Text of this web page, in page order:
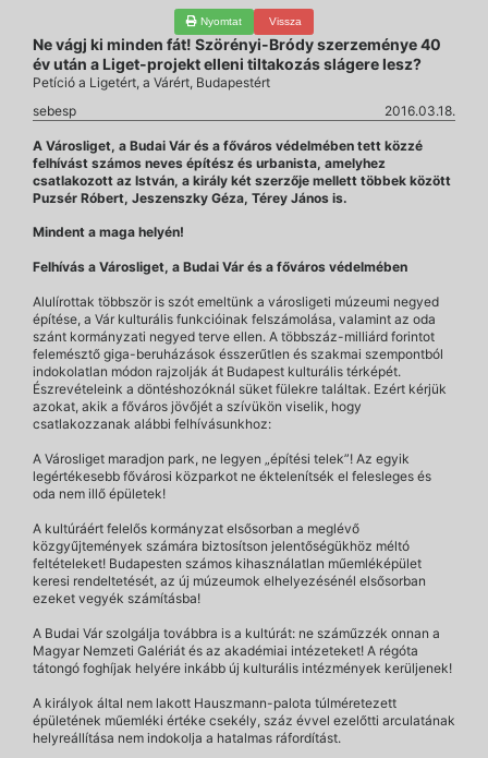
Nyomtat Vissza
Ne vágj ki minden fát! Szörényi-Bródy szerzeménye 40
év után a Liget-projekt elleni tiltakozás slágere lesz?
Petíció a Ligetért, a Várért, Budapestért
sebesp
2016.03.18.
A Városliget, a Budai Vár és a főváros védelmében tett közzé
felhívást számos neves építész és urbanista, amelyhez
csatlakozott az István, a király két szerzője mellett többek között
Puzsér Róbert, Jeszenszky Géza, Térey János is.
Mindent a maga helyén!
Felhívás a Városliget, a Budai Vár és a főváros védelmében
Alulírottak többször is szót emeltünk a városligeti múzeumi negyed
építése, a Vár kulturális funkcióinak felszámolása, valamint az oda
szánt kormányzati negyed terve ellen. A többszáz-milliárd forintot
felemésztő giga-beruházások ésszerűtlen és szakmai szempontból
indokolatlan módon rajzolják át Budapest kulturális térképét.
Észrevételeink a döntéshozóknál süket fülekre találtak. Ezért kérjük
azokat, akik a főváros jövőjét a szívükön viselik, hogy
csatlakozzanak alábbi felhívásunkhoz:
A Városliget maradjon park, ne legyen „építési telek”! Az egyik
legértékesebb fővárosi közparkot ne éktelenítsék el felesleges és
oda nem illő épületek!
A kultúráért felelős kormányzat elsősorban a meglévő
közgyűjtemények számára biztosítson jelentőségükhöz méltó
feltételeket! Budapesten számos kihasználatlan műemléképület
keresi rendeltetését, az új múzeumok elhelyezésénél elsősorban
ezeket vegyék számításba!
A Budai Vár szolgálja továbbra is a kultúrát: ne száműzzék onnan a
Magyar Nemzeti Galériát és az akadémiai intézeteket! A régóta
tátongó foghíjak helyére inkább új kulturális intézmények kerüljenek!
A királyok által nem lakott Hauszmann-palota túlméretezett
épületének műemléki értéke csekély, száz évvel ezelőtti arculatának
helyreállítása nem indokolja a hatalmas ráfordítást.